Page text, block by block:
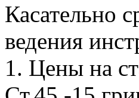
Касательно
ведения
1. Цены на